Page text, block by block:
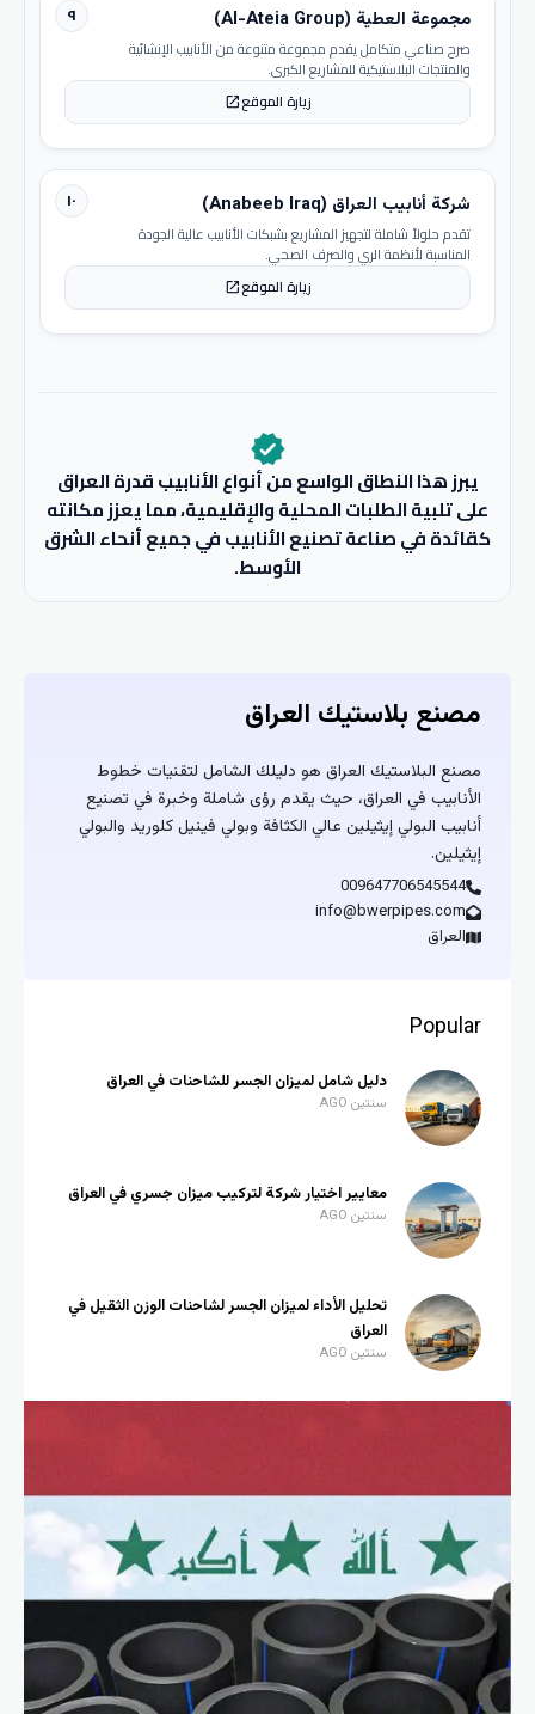
٩ مجموعة العطية (Al-Ateia Group)
صرح صناعي متكامل يقدم مجموعة متنوعة من الأنابيب الإنشائية
والمنتجات البلاستيكية للمشاريع الكبرى.
زيارة الموقعopen_in_new
١٠ شركة أنابيب العراق (Anabeeb Iraq)
تقدم حلولاً شاملة لتجهيز المشاريع بشبكات الأنابيب عالية الجودة
المناسبة لأنظمة الري والصرف الصحي.
زيارة الموقعopen_in_new
verified
يبرز هذا النطاق الواسع من أنواع الأنابيب قدرة العراق
على تلبية الطلبات المحلية والإقليمية، مما يعزز مكانته
كقائدة في صناعة تصنيع الأنابيب في جميع أنحاء الشرق
الأوسط.
مصنع بلاستيك العراق
مصنع البلاستيك العراق هو دليلك الشامل لتقنيات خطوط
الأنابيب في العراق، حيث يقدم رؤى شاملة وخبرة في تصنيع
أنابيب البولي إيثيلين عالي الكثافة وبولي فينيل كلوريد والبولي
إيثيلين.
009647706545544
info@bwerpipes.com
العراق
Popular
دليل شامل لميزان الجسر للشاحنات في العراق
سنتين AGO
معايير اختيار شركة لتركيب ميزان جسري في العراق
سنتين AGO
تحليل الأداء لميزان الجسر لشاحنات الوزن الثقيل في
العراق
سنتين AGO